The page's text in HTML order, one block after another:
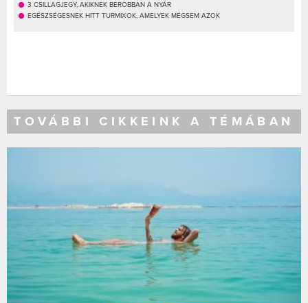
3 CSILLAGJEGY, AKIKNEK BEROBBAN A NYÁR
EGÉSZSÉGESNEK HITT TURMIXOK, AMELYEK MÉGSEM AZOK
TOVÁBBI CIKKEINK A TÉMÁBAN